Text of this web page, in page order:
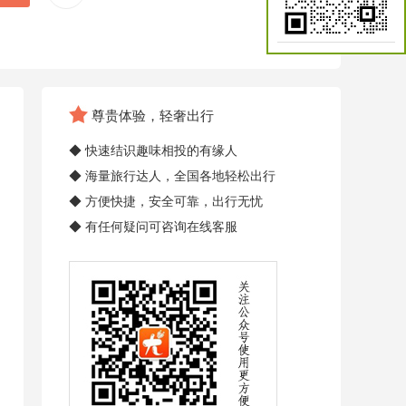
尊贵体验，轻奢出行
◆ 快速结识趣味相投的有缘人
◆ 海量旅行达人，全国各地轻松出行
◆ 方便快捷，安全可靠，出行无忧
◆ 有任何疑问可咨询在线客服